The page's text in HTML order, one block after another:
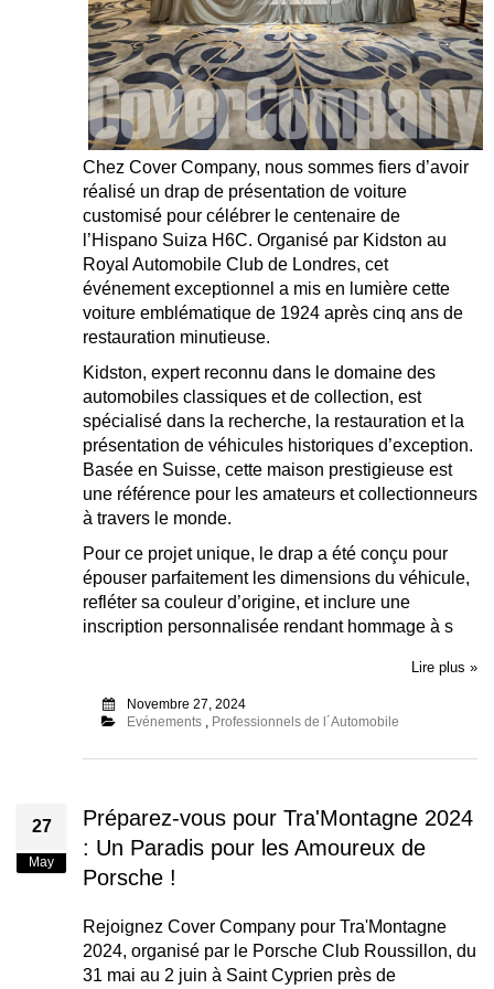
Chez Cover Company, nous sommes fiers d’avoir
réalisé un drap de présentation de voiture
customisé pour célébrer le centenaire de
l’Hispano Suiza H6C. Organisé par Kidston au
Royal Automobile Club de Londres, cet
événement exceptionnel a mis en lumière cette
voiture emblématique de 1924 après cinq ans de
restauration minutieuse.
Kidston, expert reconnu dans le domaine des
automobiles classiques et de collection, est
spécialisé dans la recherche, la restauration et la
présentation de véhicules historiques d’exception.
Basée en Suisse, cette maison prestigieuse est
une référence pour les amateurs et collectionneurs
à travers le monde.
Pour ce projet unique, le drap a été conçu pour
épouser parfaitement les dimensions du véhicule,
refléter sa couleur d’origine, et inclure une
inscription personnalisée rendant hommage à s
Lire plus »
Novembre 27, 2024
Evénements, Professionnels de l´Automobile
27
May
Préparez-vous pour Tra'Montagne 2024
: Un Paradis pour les Amoureux de
Porsche !
Rejoignez Cover Company pour Tra'Montagne
2024, organisé par le Porsche Club Roussillon, du
31 mai au 2 juin à Saint Cyprien près de